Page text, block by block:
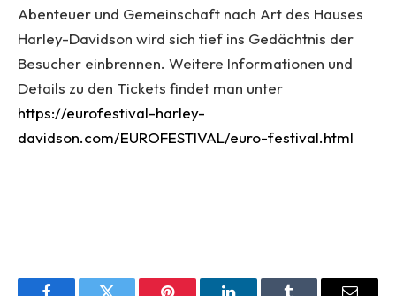
Abenteuer und Gemeinschaft nach Art des Hauses
Harley-Davidson wird sich tief ins Gedächtnis der
Besucher einbrennen. Weitere Informationen und
Details zu den Tickets findet man unter
https://eurofestival-harley-
davidson.com/EUROFESTIVAL/euro-festival.html